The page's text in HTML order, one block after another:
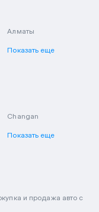
Алматы
Показать еще
Changan
Показать еще
и продажа авто с